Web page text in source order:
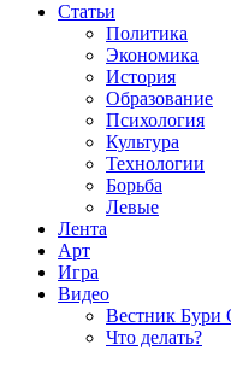
Статьи
Политика
Экономика
История
Образование
Психология
Культура
Технологии
Борьба
Левые
Лента
Арт
Игра
Видео
Вестник Бури
Что делать?